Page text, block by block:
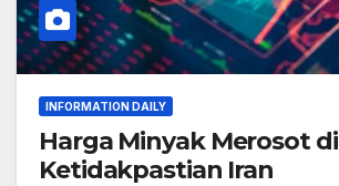
INFORMATION DAILY
Harga Minyak Merosot
Ketidakpastian Iran